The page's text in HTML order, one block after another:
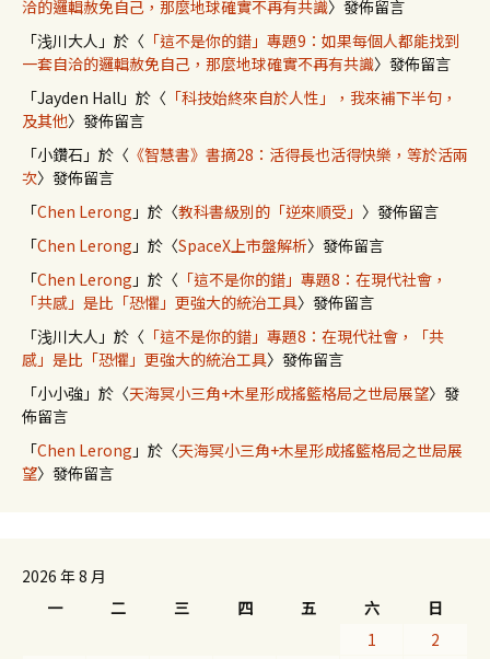
洽的邏輯赦免自己，那麼地球確實不再有共識〉發佈留言
「浅川大人 」於〈 「這不是你的錯」專題9：如果每個人都能找到
一套自洽的邏輯赦免自己，那麼地球確實不再有共識〉發佈留言
「Jayden Hall 」於〈 「科技始終來自於人性」，我來補下半句，
及其他〉發佈留言
「小鑽石 」於〈 《智慧書》書摘28：活得長也活得快樂，等於活兩
次〉發佈留言
「Chen Lerong 」於〈教科書級別的「逆來順受」 〉發佈留言
「Chen Lerong 」於〈SpaceX上市盤解析〉發佈留言
「Chen Lerong 」於〈 「這不是你的錯」專題8：在現代社會，
「共感」是比「恐懼」更強大的統治工具〉發佈留言
「浅川大人 」於〈 「這不是你的錯」專題8：在現代社會，「共
感」是比「恐懼」更強大的統治工具〉發佈留言
「小小強 」於〈天海冥小三角+木星形成搖籃格局之世局展望〉發
佈留言
「Chen Lerong 」於〈天海冥小三角+木星形成搖籃格局之世局展
望〉發佈留言
2026 年 8 月
一
二 三 四 五 六
日
1
2